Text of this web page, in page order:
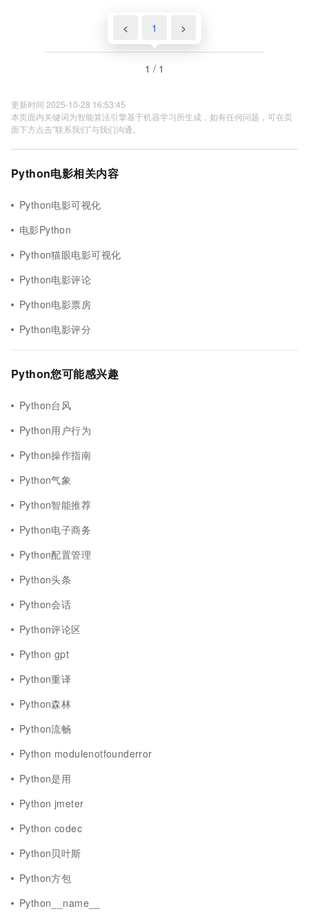
< 1 >
1 / 1
更新时间 2025-10-28 16:53:45
本页面内关键词为智能算法引擎基于机器学习所生成，如有任何问题，可在页
面下方点击"联系我们"与我们沟通。
Python电影相关内容
Python电影可视化
电影Python
Python猫眼电影可视化
Python电影评论
Python电影票房
Python电影评分
Python您可能感兴趣
Python台风
Python用户行为
Python操作指南
Python气象
Python智能推荐
Python电子商务
Python配置管理
Python头条
Python会话
Python评论区
Python gpt
Python重译
Python森林
Python流畅
Python modulenotfounderror
Python是用
Python jmeter
Python codec
Python贝叶斯
Python方包
Python__name__